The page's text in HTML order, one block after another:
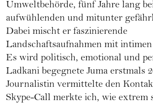
Umweltbehörde, fünf Jahre lang
aufwühlenden und mitunter
Dabei mischt er faszinierende
Landschaftsaufnahmen mit
Es wird politisch, emotional und
Ladkani begegnete Juma erstmals
Journalistin vermittelte den
Skype-Call merkte ich, wie extrem